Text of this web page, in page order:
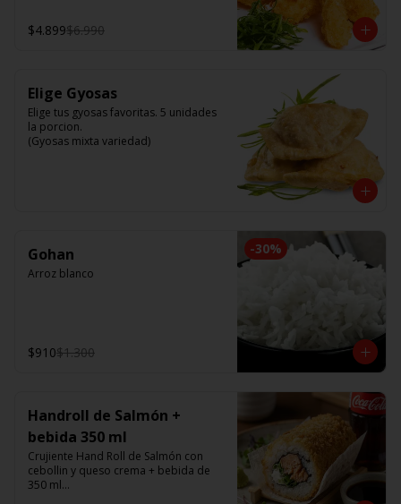
$4.899$6.990
Elige Gyosas
Elige tus gyosas favoritas. 5 unidades
la porcion.
(Gyosas mixta variedad)
-30%
Gohan
Arroz blanco
$910$1.300
Handroll de Salmón +
bebida 350 ml
Crujiente Hand Roll de Salmón con
cebollin y queso crema + bebida de
350 ml